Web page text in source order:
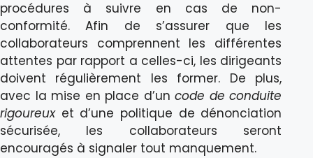
procédures à suivre en cas de non-
conformité. Afin de s’assurer que les
collaborateurs comprennent les différentes
attentes par rapport a celles-ci, les dirigeants
doivent régulièrement les former. De plus,
avec la mise en place d’uncode de conduite
rigoureuxet d’une politique de dénonciation
sécurisée, les collaborateurs seront
encouragés à signaler tout manquement.